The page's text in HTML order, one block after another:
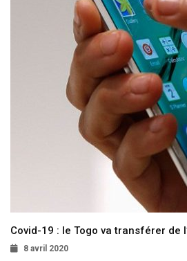
Covid-19 : le Togo va transférer de
8 avril 2020